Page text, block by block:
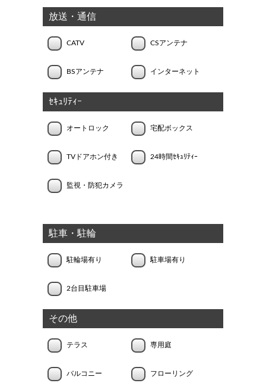
放送・通信
CATV CSアンテナ
BSアンテナ インターネット
ｾｷｭﾘﾃｨｰ
オートロック 宅配ボックス
TVドアホン付き 24時間ｾｷｭﾘﾃｨｰ
監視・防犯カメラ
駐車・駐輪
駐輪場有り 駐車場有り
2台目駐車場
その他
テラス 専用庭
バルコニー フローリング